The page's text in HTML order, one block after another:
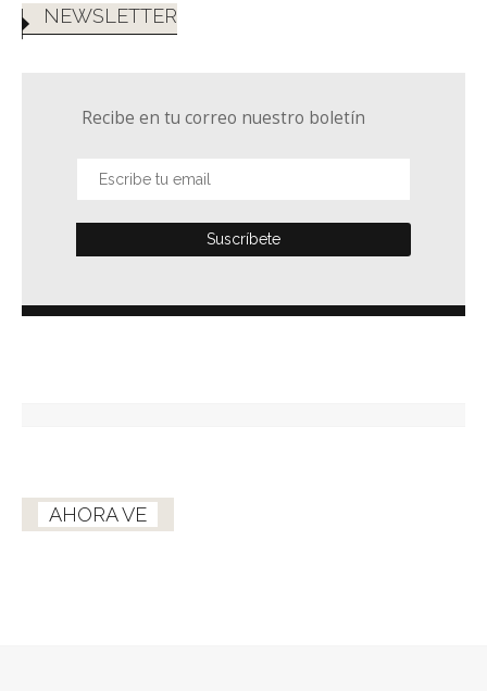
NEWSLETTER
Recibe en tu correo nuestro boletín
AHORA VE